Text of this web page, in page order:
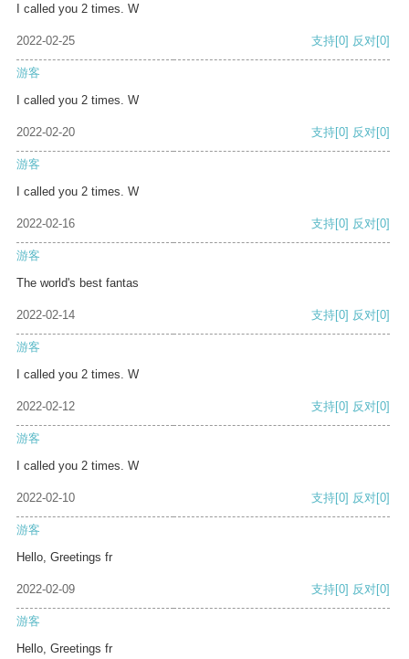
I called you 2 times. W
2022-02-25 支持[0] 反对[0]
游客
I called you 2 times. W
2022-02-20 支持[0] 反对[0]
游客
I called you 2 times. W
2022-02-16 支持[0] 反对[0]
游客
The world's best fantas
2022-02-14 支持[0] 反对[0]
游客
I called you 2 times. W
2022-02-12 支持[0] 反对[0]
游客
I called you 2 times. W
2022-02-10 支持[0] 反对[0]
游客
Hello, Greetings fr
2022-02-09 支持[0] 反对[0]
游客
Hello, Greetings fr